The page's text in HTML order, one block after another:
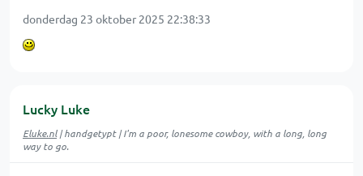
donderdag 23 oktober 2025 22:38:33
Lucky Luke
Eluke.nl| handgetypt | I'm a poor, lonesome cowboy, with a long, long
way to go.